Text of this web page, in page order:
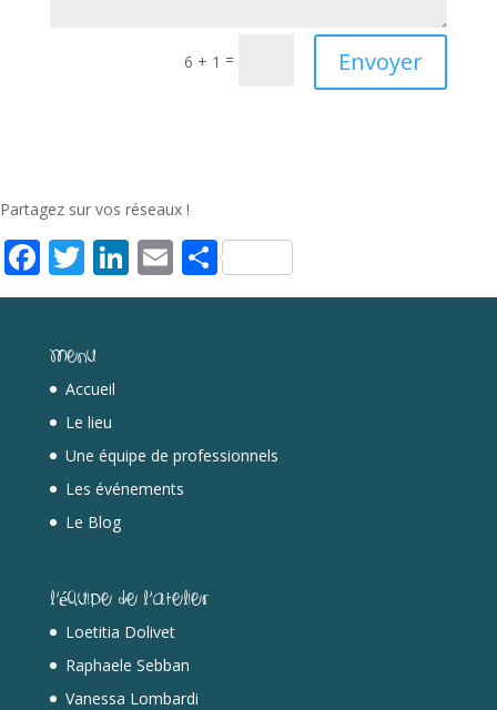
6 + 1 = Envoyer
Partagez sur vos réseaux !
Facebook
Twitter
LinkedIn
EmailPartager
Menu
Accueil
Le lieu
Une équipe de professionnels
Les événements
Le Blog
L’équipe de l’Atelier
Loetitia Dolivet
Raphaele Sebban
Vanessa Lombardi